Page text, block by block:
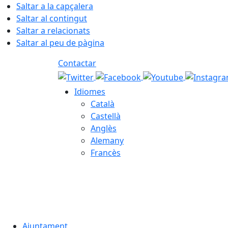
Saltar a la capçalera
Saltar al contingut
Saltar a relacionats
Saltar al peu de pàgina
Contactar
Idiomes
Català
Castellà
Anglès
Alemany
Francès